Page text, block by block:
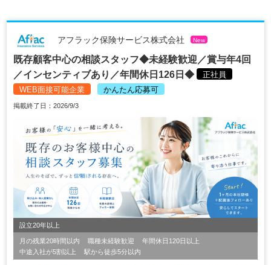
アフラック保険サービス株式会社 New
既存顧客中心の相談スタッフ◆未経験歓迎／賞与年4回
／インセンティブあり／年間休日126日◆
正社員
WEB面接可能企業
かんたん応募可
掲載終了日：2026/9/3
設立20年以上
月の残業20時間以内 職種未経験歓迎
年間休日120日以上
中途入社が5割以上
駅から徒歩5分以内